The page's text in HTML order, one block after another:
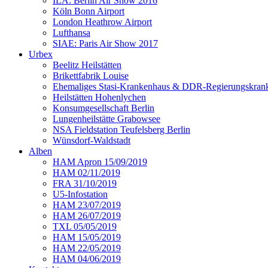
Köln Bonn Airport
London Heathrow Airport
Lufthansa
SIAE: Paris Air Show 2017
Urbex
Beelitz Heilstätten
Brikettfabrik Louise
Ehemaliges Stasi-Krankenhaus & DDR-
Heilstätten Hohenlychen
Konsumgesellschaft Berlin
Lungenheilstätte Grabowsee
NSA Fieldstation Teufelsberg Berlin
Wünsdorf-Waldstadt
Alben
HAM Apron 15/09/2019
HAM 02/11/2019
FRA 31/10/2019
U5-Infostation
HAM 23/07/2019
HAM 26/07/2019
TXL 05/05/2019
HAM 15/05/2019
HAM 22/05/2019
HAM 04/06/2019